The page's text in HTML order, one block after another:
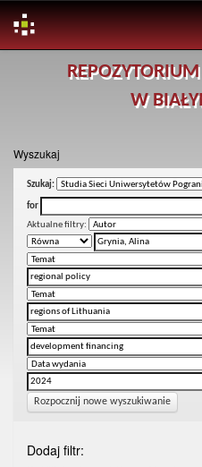
W
Wyszukaj
Szukaj:
for
Aktualne filtry:
Rozpocznij nowe wyszukiwanie
Dodaj filtr: